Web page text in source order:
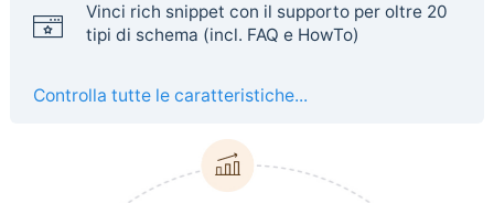
Vinci rich snippet con il supporto per oltre 20
tipi di schema (incl. FAQ e HowTo)
Controlla tutte le caratteristiche...